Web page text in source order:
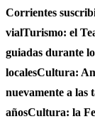
Corrientes
vialTurismo: el
guiadas durante
localesCultura:
nuevamente a las
añosCultura: la